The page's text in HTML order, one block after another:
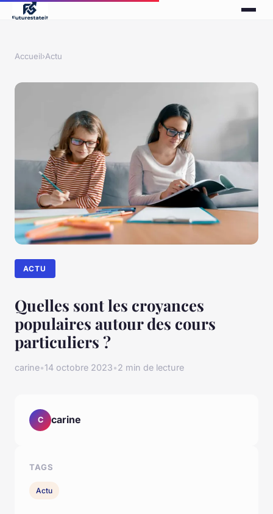
Accueil›Actu
ACTU
Quelles sont les croyances
populaires autour des cours
particuliers ?
carine•14 octobre 2023•2 min de lecture
C carine
TAGS
Actu